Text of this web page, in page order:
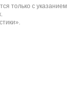
только с указанием
.